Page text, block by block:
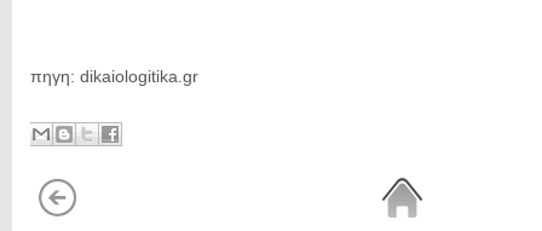
πηγη: dikaiologitika.gr